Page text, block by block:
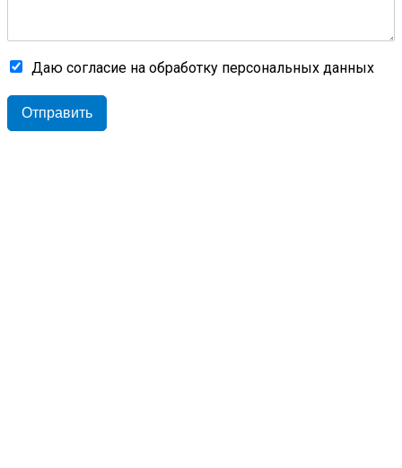
Даю согласие на обработку персональных данных
Отправить